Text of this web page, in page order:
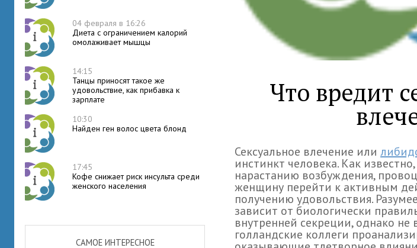
04 февраля в 16:26
Диета с ограничением калорий
омолаживает мышцы
14:15
Танцы приносят такое же
удовольствие, как прибавка к
зарплате
10:30
Найден ген волос цвета блонд
17:45
Кофе снижает риск инсульта среди
женского населения
САМОЕ ИНТЕРЕСНОЕ
Что вредит
Сексуальное влечение или
инстинкт человека. Как
нарастанию возбуждения,
женщину перейти к активным
получению удовольствия.
зависит от биологически
внутренней секреции, однако не
голландские коллеги